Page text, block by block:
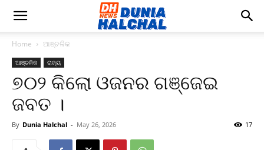
Home ଆଞ୍ଚଳିକ
ଆଞ୍ଚଳିକ ରାଜ୍ୟ
୭୦୨ କିଲୋ ଓଜନର ଗଞ୍ଜେଇ
ଜବତ ।
By Dunia Halchal - May 26, 2026 17